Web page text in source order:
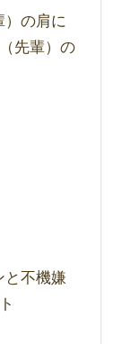
）の肩に
先輩）の
と不機嫌